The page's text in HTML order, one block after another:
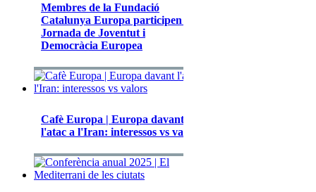
Membres de la Fundació
Catalunya Europa participen a la
Jornada de Joventut i
Democràcia Europea
Cafè Europa | Europa davant
l'atac a l'Iran: interessos vs valors